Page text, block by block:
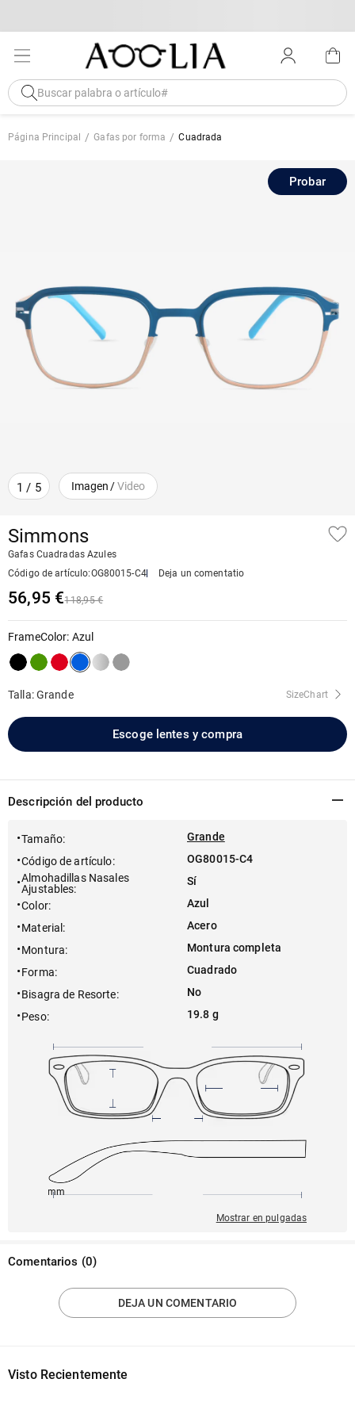
Página Principal Gafas por forma Cuadrada
1 / 5 Imagen /Video
Probar
Simmons
Gafas Cuadradas Azules
Código de artículo:OG80015-C4 Deja un comentatio
56,95 €118,95 €
FrameColor: Azul
Talla: Grande SizeChart
Escoge lentes y compra
Descripción del producto
Tamaño:
Grande
Código de artículo:
OG80015-C4
Almohadillas Nasales
Ajustables:
Sí
Color:
Azul
Material :
Acero
Montura:
Montura completa
Forma:
Cuadrado
Bisagra de Resorte:
No
Peso: 19.8 g
145mm
Mostrar en pulgadas
Comentarios (0)
DEJA UN COMENTARIO
Visto Recientemente